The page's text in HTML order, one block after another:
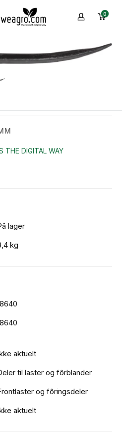
sweagro.com
-
the
0
THE DIGITAL WAY
lager
kg
aktuelt
til laster og fôrblander
og fôringsdeler
aktuelt